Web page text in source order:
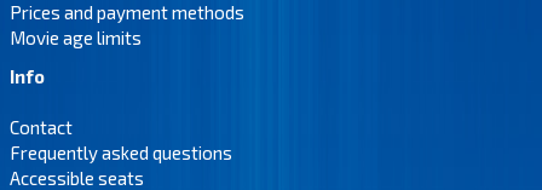
Prices and payment methods
Movie age limits
Info
Contact
Frequently asked questions
Accessible seats